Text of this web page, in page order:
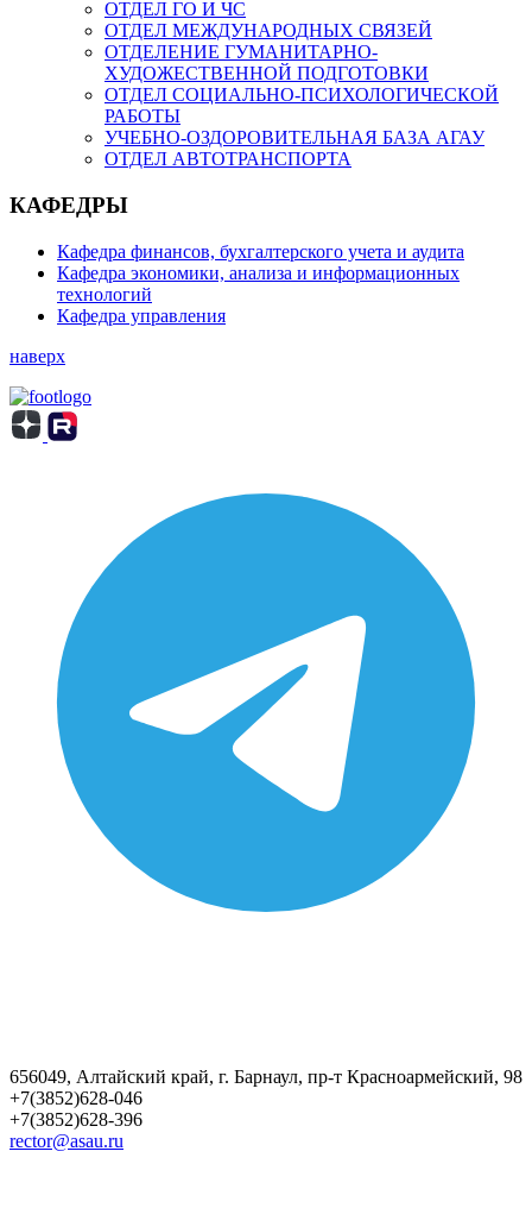
ОТДЕЛ ГО И ЧС
ОТДЕЛ МЕЖДУНАРОДНЫХ СВЯЗЕЙ
ОТДЕЛЕНИЕ ГУМАНИТАРНО-
ХУДОЖЕСТВЕННОЙ ПОДГОТОВКИ
ОТДЕЛ СОЦИАЛЬНО-ПСИХОЛОГИЧЕСКОЙ
РАБОТЫ
УЧЕБНО-ОЗДОРОВИТЕЛЬНАЯ БАЗА АГАУ
ОТДЕЛ АВТОТРАНСПОРТА
КАФЕДРЫ
Кафедра финансов, бухгалтерского учета и аудита
Кафедра экономики, анализа и информационных
технологий
Кафедра управления
наверх
656049, Алтайский край, г. Барнаул, пр-т Красноармейский, 98
+7(3852)628-046
+7(3852)628-396
rector@asau.ru